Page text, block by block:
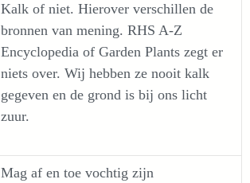
Kalk of niet. Hierover verschillen de
bronnen van mening. RHS A-Z
Encyclopedia of Garden Plants zegt er
niets over. Wij hebben ze nooit kalk
gegeven en de grond is bij ons licht
zuur.
Mag af en toe vochtig zijn